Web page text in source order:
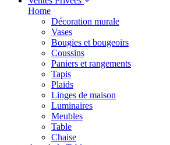
Home
Décoration murale
Vases
Bougies et bougeoirs
Coussins
Paniers et rangements
Tapis
Plaids
Linges de maison
Luminaires
Meubles
Table
Chaise